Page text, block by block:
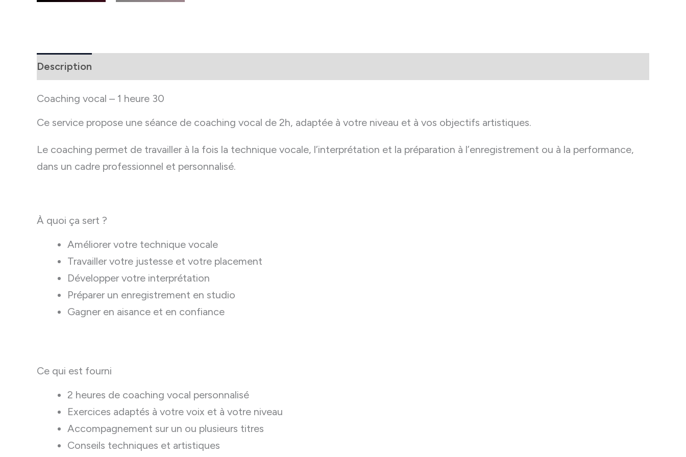
Description
Coaching vocal – 1 heure 30
Ce service propose une séance de coaching vocal de 2h, adaptée à votre niveau et à vos objectifs artistiques.
Le coaching permet de travailler à la fois la technique vocale, l’interprétation et la préparation à l’enregistrement ou à la performance,
dans un cadre professionnel et personnalisé.
À quoi ça sert ?
Améliorer votre technique vocale
Travailler votre justesse et votre placement
Développer votre interprétation
Préparer un enregistrement en studio
Gagner en aisance et en confiance
Ce qui est fourni
2 heures de coaching vocal personnalisé
Exercices adaptés à votre voix et à votre niveau
Accompagnement sur un ou plusieurs titres
Conseils techniques et artistiques